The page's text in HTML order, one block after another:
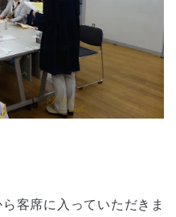
客席に入っていただきま